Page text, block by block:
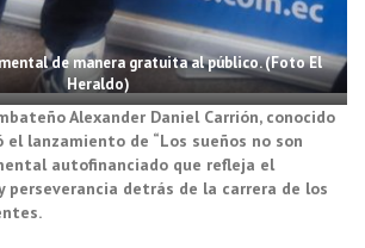
de manera gratuita al público. (Foto El
Heraldo)
Alexander Daniel Carrión, conocido
el lanzamiento de “Los sueños no son
autofinanciado que refleja el
perseverancia detrás de la carrera de los